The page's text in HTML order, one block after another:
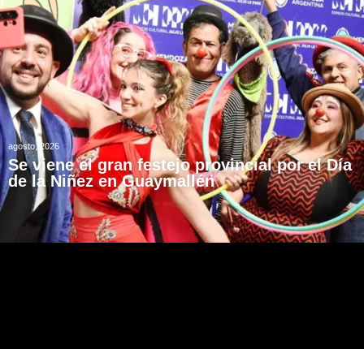
agosto, 2026
Se viene el gran festejo provincial por el Día
de la Niñez en Guaymallén